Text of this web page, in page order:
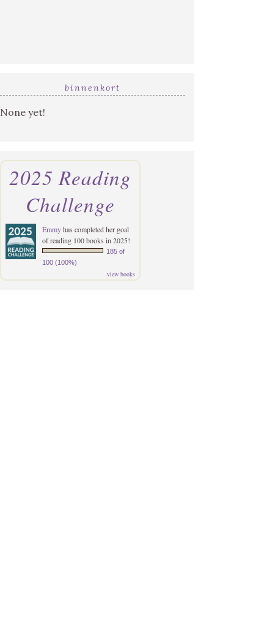
binnenkort
None yet!
2025 Reading
Challenge
Emmyhas completed her goal
of reading 100 books in 2025!
185 of
100 (100%)
view books